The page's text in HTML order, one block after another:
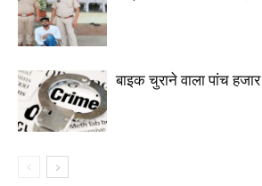
बाइक चुराने वाला पांच